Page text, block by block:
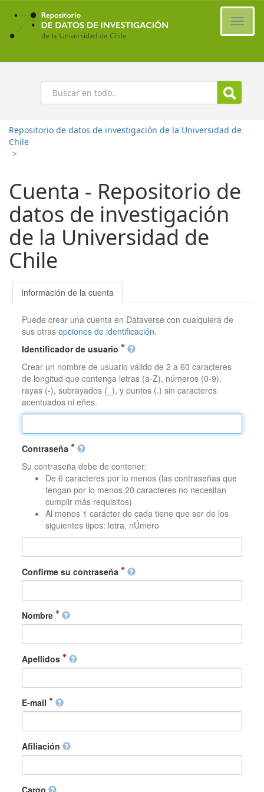
Ir
contenido
principal
Buscar
Repositorio de datos de investigación de la Universidad de
Chile
>
Cuenta - Repositorio de
datos de investigación
de la Universidad de
Chile
Información de la cuenta
Puede crear una cuenta en Dataverse con cualquiera de
sus otrasopciones de identificación.
Identificador de usuario
Crear un nombre de usuario válido de 2 a 60 caracteres
de longitud que contenga letras (a-Z), números (0-9),
rayas (-), subrayados (_), y puntos (.) sin caracteres
acentuados ni eñes.
Contraseña
Su contraseña debe de contener:
De 6 caracteres por lo menos (las contraseñas que
tengan por lo menos 20 caracteres no necesitan
cumplir más requisitos)
Al menos 1 carácter de cada tiene que ser de los
siguientes tipos: letra, nÚmero
Confirme su contraseña
Nombre
Apellidos
E-mail
Afiliación
Cargo